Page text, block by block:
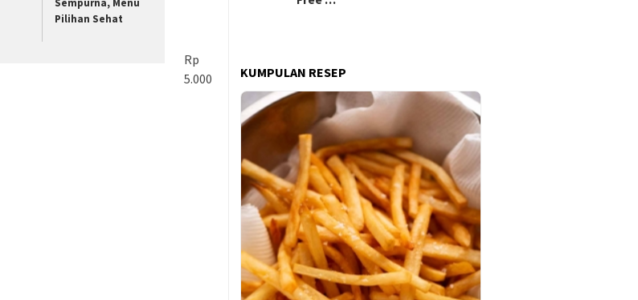
Sempurna, Menu
Pilihan Sehat
Rp
5.000
KUMPULAN RESEP